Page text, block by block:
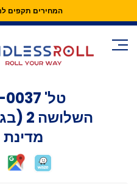
המחירים תקפים
Skip
Content
טל'
השלושה 2 (בגב הבניין), ת"א